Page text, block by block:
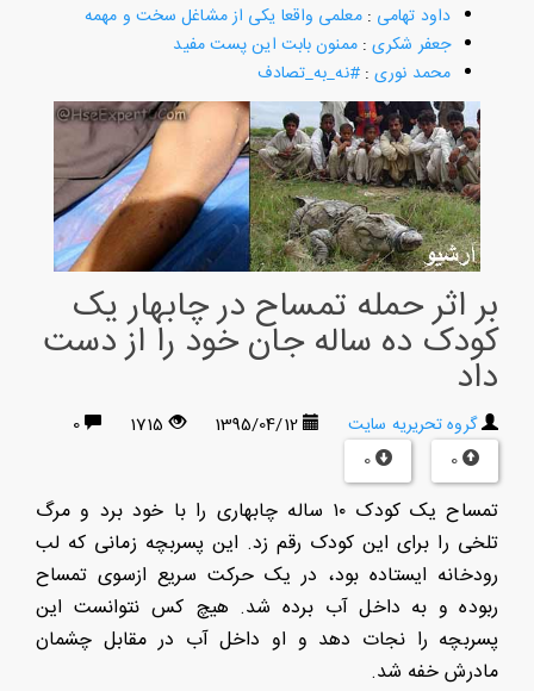
داود تهامی:معلمی واقعا یکی از مشاغل سخت و مهمه
جعفر شکری:ممنون بابت این پست مفید
محمد نوری:#نه_به_تصادف
بر اثر حمله تمساح در چابهار یک
کودک ده ساله جان خود را از دست
داد
گروه تحریریه سایت 1395/04/12
1715
0
0
0
تمساح یک کودک ١٠ ساله چابهاری را با خود برد و مرگ
تلخی را برای این کودک رقم زد. این پسربچه زمانی که لب
رودخانه ایستاده بود، در یک حرکت سریع ازسوی تمساح
ربوده و به داخل آب برده شد. هیچ ‌کس نتوانست این
پسربچه را نجات دهد و او داخل آب در مقابل چشمان
مادرش خفه شد.